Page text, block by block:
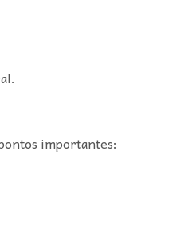
importantes: